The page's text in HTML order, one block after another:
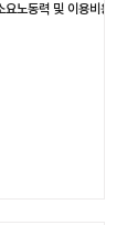
노동력 및 이용비용